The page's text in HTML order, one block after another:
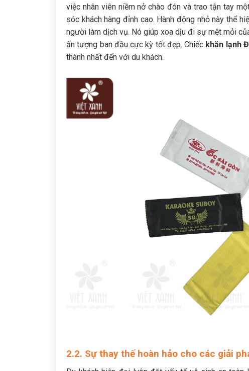
việc nhân viên niềm nở chào đón và trao tận tay
sóc khách hàng đỉnh cao. Hành động nhỏ này thể
người làm dịch vụ. Nó giúp xoa dịu đi sự mệt mỏi
ấn tượng ban đầu cực kỳ tốt đẹp. Chiếc khăn lạnh
thành nhất đến với du khách.
2.2. Sự thay thế hoàn hảo cho các giải